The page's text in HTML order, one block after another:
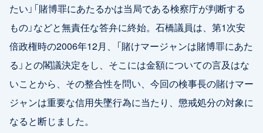
たい」「賭博罪にあたるかは当局である検察庁が判断する
もの」などと無責任な答弁に終始。石橋議員は、第1次安
倍政権時の2006年12月、「賭けマージャンは賭博罪にあた
る」との閣議決定をし、そこには金額についての言及はな
いことから、その整合性を問い、今回の検事長の賭けマー
ジャンは重要な信用失墜行為に当たり、懲戒処分の対象に
なると断じました。